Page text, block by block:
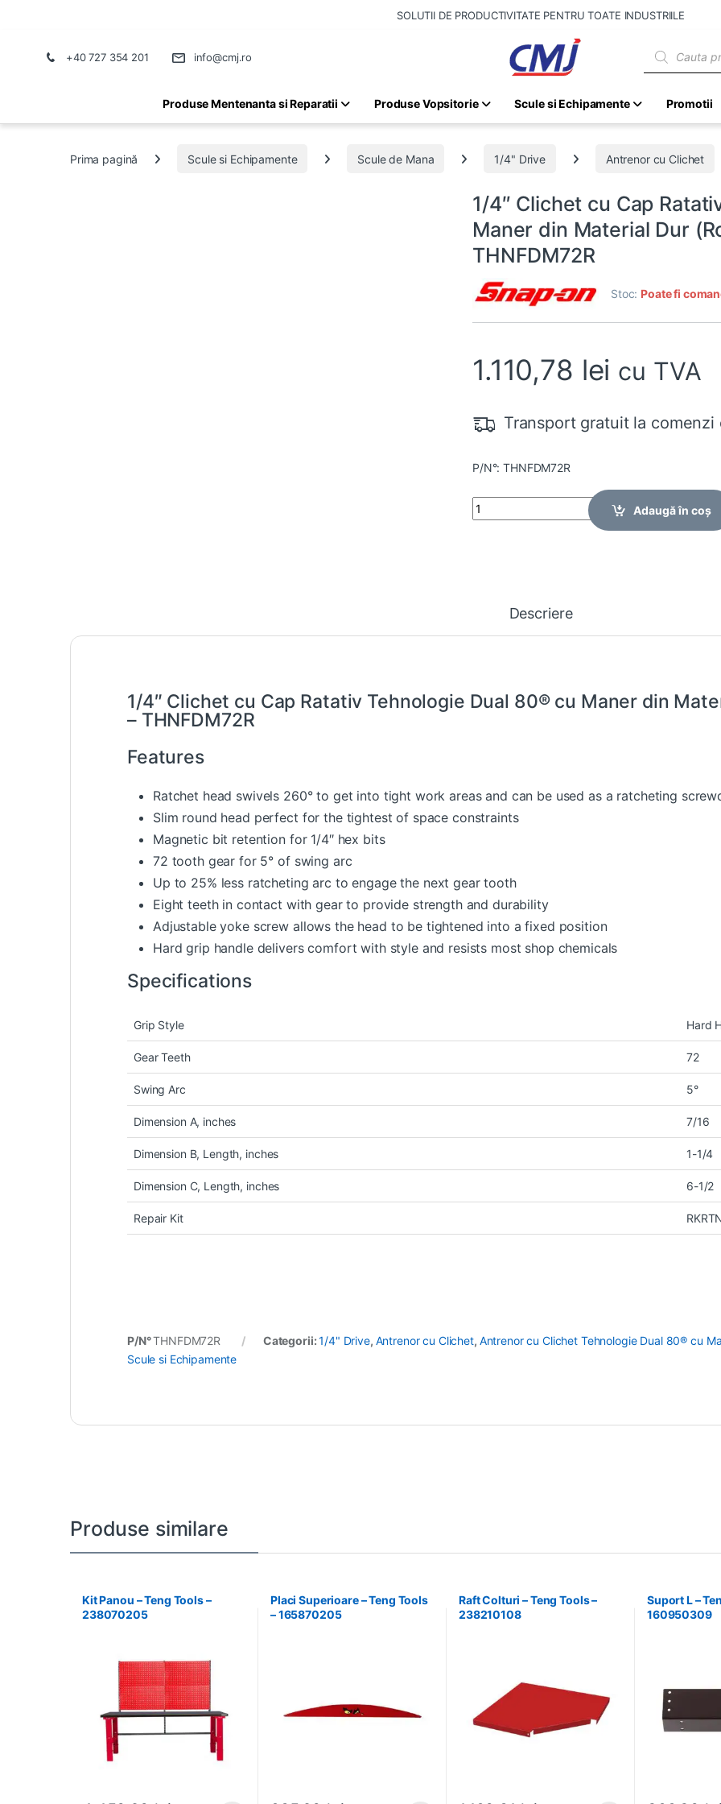
SOLUTII DE PRODUCTIVITATE PENTRU TOATE INDUSTRIILE
+40 727 354 201 info@cmj.ro
Produse Mentenanta si Reparatii Produse Vopsitorie Scule si Echipamente Promotii
Prima pagină Scule si Echipamente Scule de Mana 1/4" Drive Antrenor cu Clichet
1/4″ Clichet cu Cap
Maner din Material Dur
THNFDM72R
Stoc: Poate fi
1.110,78 lei cu TVA
Transport gratuit la
P/N°: THNFDM72R
Quantity
Adaugă în coș
Descriere
1/4″ Clichet cu Cap Ratativ Tehnologie Dual 80® cu Maner din
– THNFDM72R
Features
Ratchet head swivels 260° to get into tight work areas and can be used as a ratcheting
Slim round head perfect for the tightest of space constraints
Magnetic bit retention for 1/4″ hex bits
72 tooth gear for 5° of swing arc
Up to 25% less ratcheting arc to engage the next gear tooth
Eight teeth in contact with gear to provide strength and durability
Adjustable yoke screw allows the head to be tightened into a fixed position
Hard grip handle delivers comfort with style and resists most shop chemicals
Specifications
Grip Style Hard
Gear Teeth 72
Swing Arc 5°
Dimension A, inches 7/16
Dimension B, Length, inches 1-1/4
Dimension C, Length, inches 6-1/2
Repair Kit
P/N°THNFDM72R Categorii:1/4" Drive, Antrenor cu Clichet, Antrenor cu Clichet Tehnologie Dual 80® cu
Scule si Echipamente
Produse similare
Kit Panou – Teng Tools –
238070205
Placi Superioare – Teng Tools
– 165870205
Raft Colturi – Teng Tools –
238210108
Suport L –
160950309